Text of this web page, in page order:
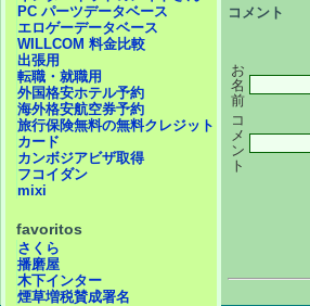
コメント
お
名
前
コ
メ
ン
ト
PC パーツデータベース
エロゲーデータベース
WILLCOM 料金比較
出張用
転職・就職用
外国格安ホテル予約
海外格安航空券予約
旅行保険無料の無料クレジット
カード
カンボジアビザ取得
フコイダン
mixi
favoritos
さくら
播磨屋
木下インター
煙草増税賛成署名